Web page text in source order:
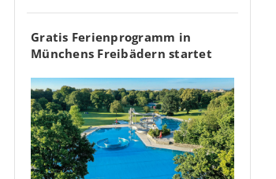
Gratis Ferienprogramm in
Münchens Freibädern startet